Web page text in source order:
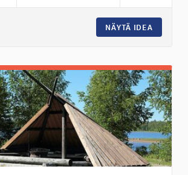
NÄYTÄ IDEA